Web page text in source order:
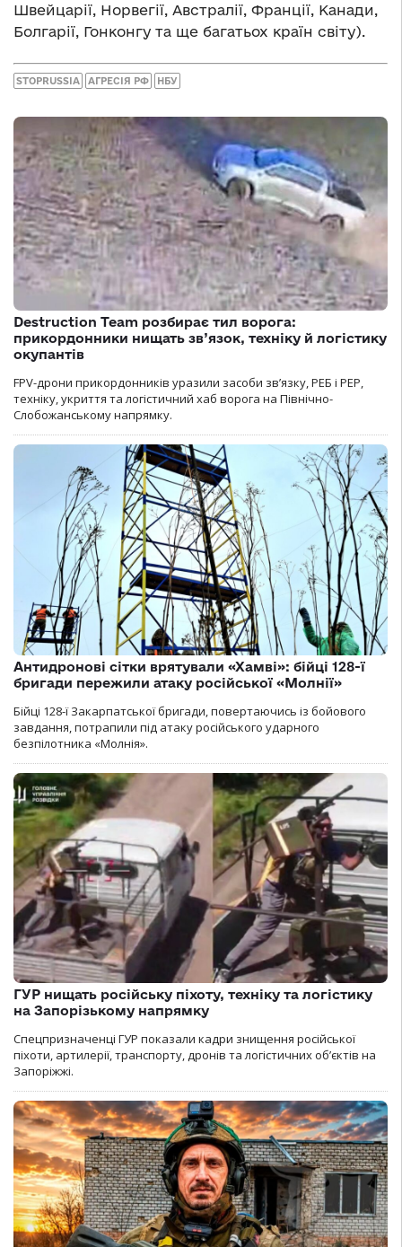
Швейцарії, Норвегії, Австралії, Франції, Канади,
Болгарії, Гонконгу та ще багатьох країн світу).
STOPRUSSIA АГРЕСІЯ РФ НБУ
Destruction Team розбирає тил ворога:
прикордонники нищать зв’язок, техніку й логістику
окупантів
FPV-дрони прикордонників уразили засоби зв’язку, РЕБ і РЕР,
техніку, укриття та логістичний хаб ворога на Північно-
Слобожанському напрямку.
Антидронові сітки врятували «Хамві»: бійці 128-ї
бригади пережили атаку російської «Молнії»
Бійці 128-ї Закарпатської бригади, повертаючись із бойового
завдання, потрапили під атаку російського ударного
безпілотника «Молнія».
ГУР нищать російську піхоту, техніку та логістику
на Запорізькому напрямку
Спецпризначенці ГУР показали кадри знищення російської
піхоти, артилерії, транспорту, дронів та логістичних об’єктів на
Запоріжжі.